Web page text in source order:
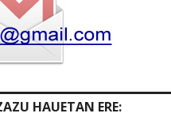
HAUETAN ERE: